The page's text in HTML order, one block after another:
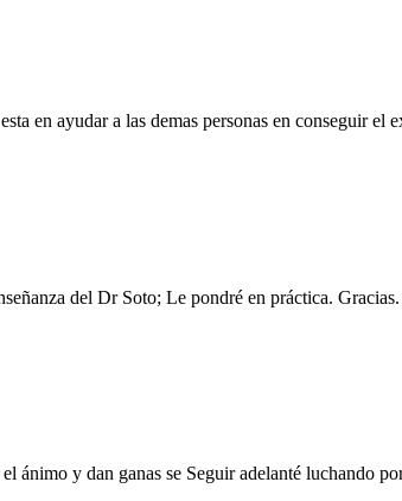
en ayudar a las demas personas en conseguir el
del Dr Soto; Le pondré en práctica. Gracias.
ánimo y dan ganas se Seguir adelanté luchando